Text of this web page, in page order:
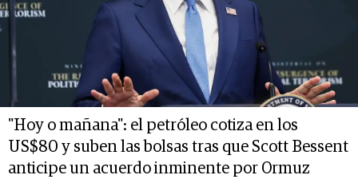
"Hoy o mañana": el petróleo cotiza en los
US$80 y suben las bolsas tras que Scott Bessent
anticipe un acuerdo inminente por Ormuz